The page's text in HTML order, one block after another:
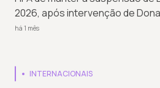
2026, após intervenção de
há 1 mês
INTERNACIONAIS